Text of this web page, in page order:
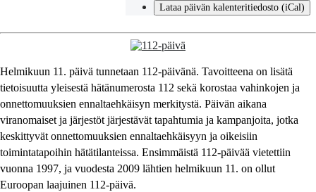
Lataa päivän kalenteritiedosto (iCal)
Helmikuun 11. päivä tunnetaan 112-päivänä. Tavoitteena on lisätä
tietoisuutta yleisestä hätänumerosta 112 sekä korostaa vahinkojen ja
onnettomuuksien ennaltaehkäisyn merkitystä. Päivän aikana
viranomaiset ja järjestöt järjestävät tapahtumia ja kampanjoita, jotka
keskittyvät onnettomuuksien ennaltaehkäisyyn ja oikeisiin
toimintatapoihin hätätilanteissa. Ensimmäistä 112-päivää vietettiin
vuonna 1997, ja vuodesta 2009 lähtien helmikuun 11. on ollut
Euroopan laajuinen 112-päivä.